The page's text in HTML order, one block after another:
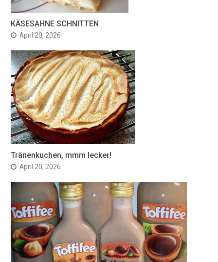
KÄSESAHNE SCHNITTEN
April 20, 2026
Tränenkuchen, mmm lecker!
April 20, 2026